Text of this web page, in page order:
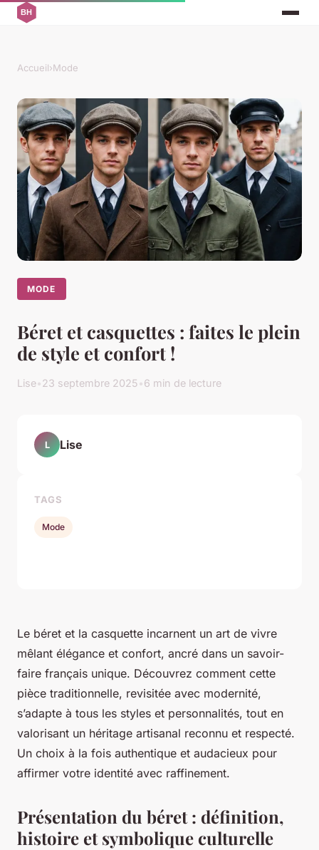
Accueil›Mode
MODE
Béret et casquettes : faites le plein
de style et confort !
Lise•23 septembre 2025•6 min de lecture
Le béret et la casquette incarnent un art de vivre
mêlant élégance et confort, ancré dans un savoir-
faire français unique. Découvrez comment cette
pièce traditionnelle, revisitée avec modernité,
s’adapte à tous les styles et personnalités, tout en
valorisant un héritage artisanal reconnu et respecté.
Un choix à la fois authentique et audacieux pour
affirmer votre identité avec raffinement.
Présentation du béret : définition,
histoire et symbolique culturelle
L Lise
TAGS
Mode